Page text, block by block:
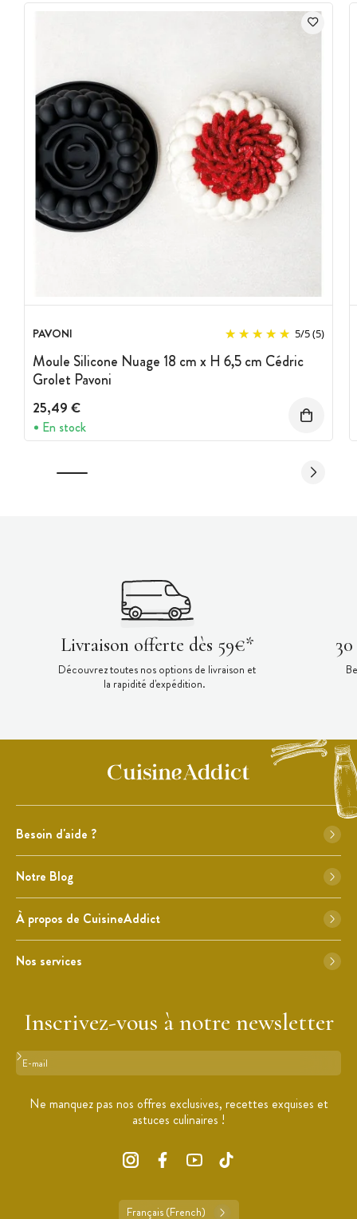
PAVONI 5/5(5)
Moule Silicone Nuage 18 cm x H 6,5 cm Cédric
Grolet Pavoni
25,49 €
En stock
Livraison offerte dès 59€*
Découvrez toutes nos options de livraison et
la rapidité d'expédition.
Besoin d'aide ?
Notre Blog
À propos de CuisineAddict
Nos services
Inscrivez-vous à notre newsletter
Format : adresse@email.com
Ne manquez pas nos offres exclusives, recettes exquises et
astuces culinaires !
Français (French)